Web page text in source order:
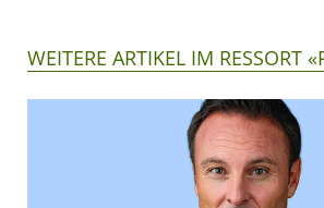
WEITERE ARTIKEL IM RESSORT